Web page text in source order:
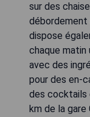
sur des
débordement
dispose
chaque
avec des
pour des en-
des cocktails
km de la gare